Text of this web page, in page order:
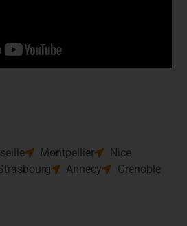
Montpellier
Nice
Annecy
Grenoble